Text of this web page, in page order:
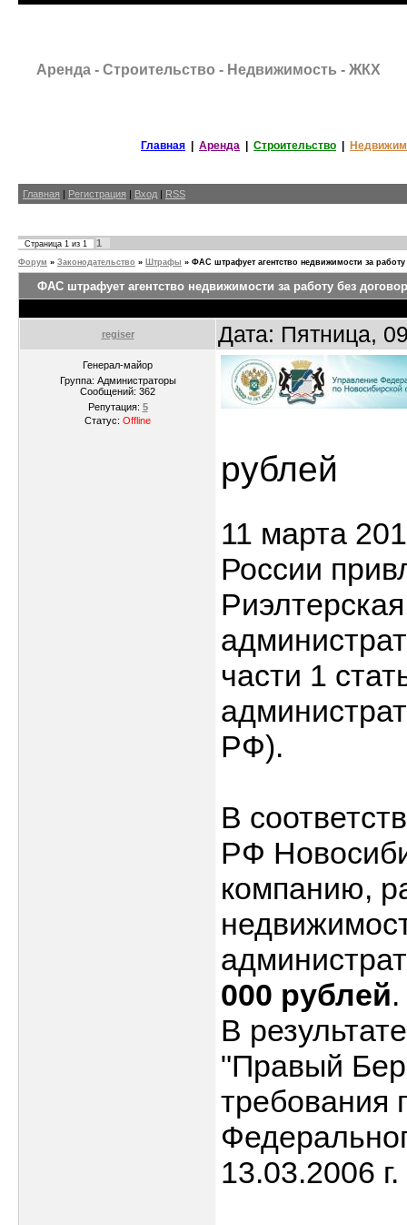
Аренда - Строительство - Недвижимость - ЖКХ
Главная Аренда Строительство
Главная Регистрация Вход RSS
Страница 1 из 1 1
Форум » Законодательство » Штрафы » ФАС штрафует агентство недвижимости за
ФАС штрафует агентство недвижимости за работу без
regiser Дата: Пятница,
Генерал-майор
Группа: Администраторы
Сообщений: 362
Репутация: 5
Статус: Offline
рублей
11 марта
России
части 1
РФ).
В
РФ
компанию,
000 рублей.
В
"Правый
требования
13.03.2006